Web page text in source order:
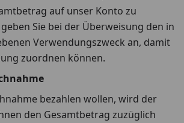
auf unser Konto zu
Sie bei der Überweisung den in
Verwendungszweck an, damit
zuordnen können.
bezahlen wollen, wird der
den Gesamtbetrag zuzüglich